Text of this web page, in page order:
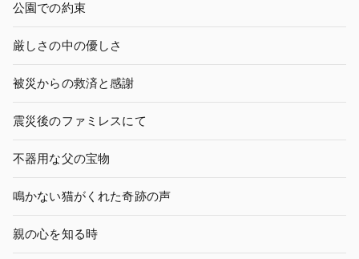
公園での約束
厳しさの中の優しさ
被災からの救済と感謝
震災後のファミレスにて
不器用な父の宝物
鳴かない猫がくれた奇跡の声
親の心を知る時